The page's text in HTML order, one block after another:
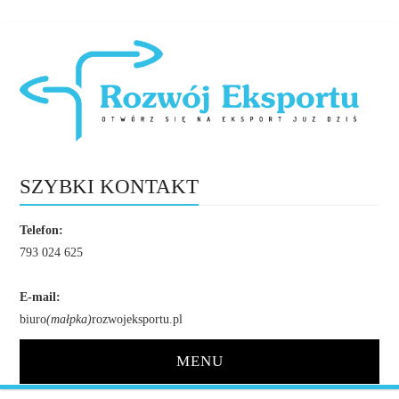
SZYBKI KONTAKT
Telefon:
793 024 625
E-mail:
biuro(małpka)rozwojeksportu.pl
MENU